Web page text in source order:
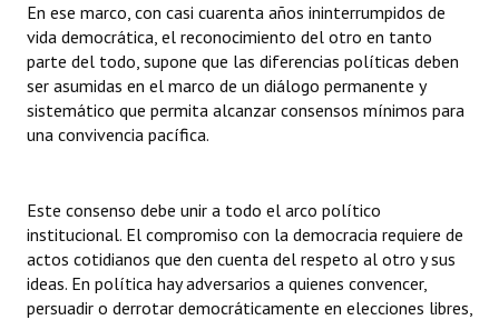
Informes de Unidad Coordinadora
Ejecución Presupuestaria
Actas de Audiencias Públicas
Comunicaciones
Declaraciones
Resoluciones
En ese marco, con casi cuarenta años ininterrumpidos de
vida democrática, el reconocimiento del otro en tanto
parte del todo, supone que las diferencias políticas deben
ser asumidas en el marco de un diálogo permanente y
sistemático que permita alcanzar consensos mínimos para
una convivencia pacífica.
Este consenso debe unir a todo el arco político
institucional. El compromiso con la democracia requiere de
actos cotidianos que den cuenta del respeto al otro y sus
ideas. En política hay adversarios a quienes convencer,
persuadir o derrotar democráticamente en elecciones libres,